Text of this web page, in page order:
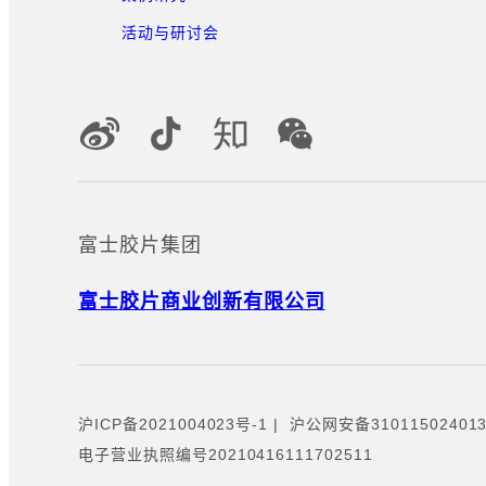
活动与研讨会
官方社交媒体账号
富士胶片集团
富士胶片商业创新有限公司
沪ICP备2021004023号-1 |沪公网安备
电子营业执照编号20210416111702511